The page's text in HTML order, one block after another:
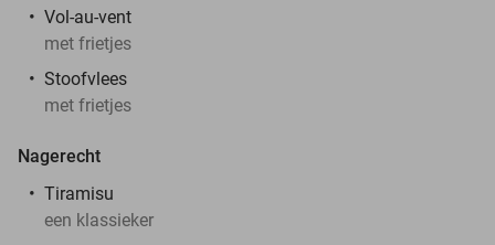
Vol-au-vent
met frietjes
Stoofvlees
met frietjes
Nagerecht
Tiramisu
een klassieker